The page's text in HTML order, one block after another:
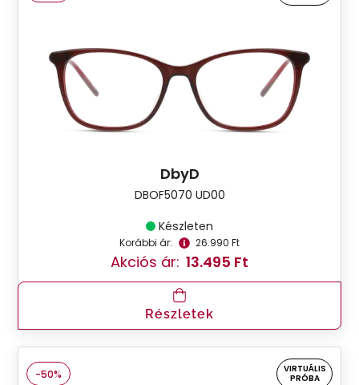
DbyD
DBOF5070 UD00
Készleten
Korábbi ár: 26.990 Ft
Akciós ár: 13.495 Ft
Részletek
-50%
VIRTUÁLIS
PRÓBA